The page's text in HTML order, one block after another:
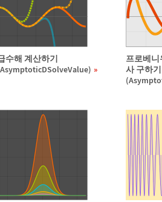
수해 계산하기
프로베
사 구하기